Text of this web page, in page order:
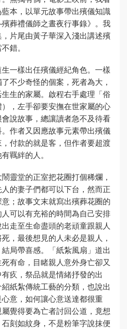
本，以單元故事帶出殯儀知識
葬禮儀師之晝夜行事錄》。我
片尾由黃子華深入淺出講述殯
錯。
一樣出任殯儀經紀角色。一樣
不少奇怪的個案，死者為大，
生的家屬。啟程右手處理「俗
，左手卻要安撫在世家屬的心
說故事，總讓讀者急不及待看
作者又因應故事元素帶出殯儀
付款的就是客，但作者要超渡
羈絆的人。
靈堂的正室把花圈打個稀爛，
的妻子們都可以下台，然而正
；故事文末就寫出殯葬花圈的
可以有充裕的時間為自己安排
走至生命盡頭的老頑童跟親人
，最後想見的人未必是親人，
局帶喜感。「紙紮風扇」道出
有命，目睹親人意外身亡卻又
疚，祭品就是情緒抒發的出
紙紮傳統工藝的分類，也說出
意，如何讓心意送達都很重
覺得要為亡者討回公道，竟想
刻如紋身，不是粉筆字說抹便